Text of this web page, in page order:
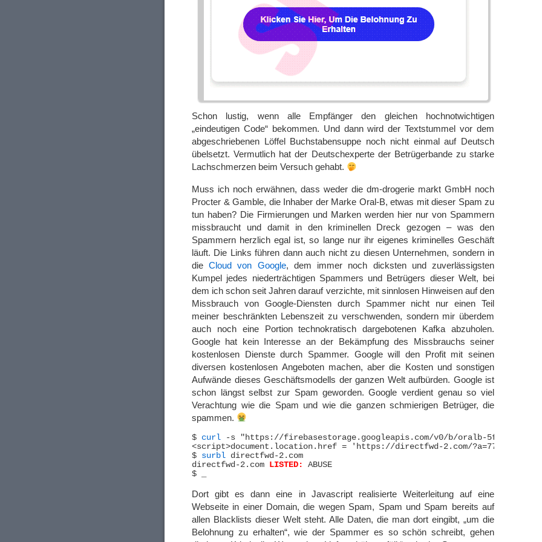
Schon lustig, wenn alle Empfänger den gleichen hochnotwichtigen
„eindeutigen Code“ bekommen. Und dann wird der Textstummel vor dem
abgeschriebenen Löffel Buchstabensuppe noch nicht einmal auf Deutsch
übelsetzt. Vermutlich hat der Deutschexperte der Betrügerbande zu starke
Lachschmerzen beim Versuch gehabt.
Muss ich noch erwähnen, dass weder die dm-drogerie markt GmbH noch
Procter & Gamble, die Inhaber der Marke Oral-B, etwas mit dieser Spam zu
tun haben? Die Firmierungen und Marken werden hier nur von Spammern
missbraucht und damit in den kriminellen Dreck gezogen – was den
Spammern herzlich egal ist, so lange nur ihr eigenes kriminelles Geschäft
läuft. Die Links führen dann auch nicht zu diesen Unternehmen, sondern in
dieCloud von Google, dem immer noch dicksten und zuverlässigsten
Kumpel jedes niederträchtigen Spammers und Betrügers dieser Welt, bei
dem ich schon seit Jahren darauf verzichte, mit sinnlosen Hinweisen auf den
Missbrauch von Google-Diensten durch Spammer nicht nur einen Teil
meiner beschränkten Lebenszeit zu verschwenden, sondern mir überdem
auch noch eine Portion technokratisch dargebotenen Kafka abzuholen.
Google hat kein Interesse an der Bekämpfung des Missbrauchs seiner
kostenlosen Dienste durch Spammer. Google will den Profit mit seinen
diversen kostenlosen Angeboten machen, aber die Kosten und sonstigen
Aufwände dieses Geschäftsmodells der ganzen Welt aufbürden. Google ist
schon längst selbst zur Spam geworden. Google verdient genau so viel
Verachtung wie die Spam und wie die ganzen schmierigen Betrüger, die
spammen.
$ curl -s "https://firebasestorage.googleapis.com/v0/b/oralb-
<script>document.location.href = 'https://directfwd-2.com/
$ surbl directfwd-2.com
LISTED:
ABUSE
Dort gibt es dann eine in Javascript realisierte Weiterleitung auf eine
Webseite in einer Domain, die wegen Spam, Spam und Spam bereits auf
allen Blacklists dieser Welt steht. Alle Daten, die man dort eingibt, „um die
Belohnung zu erhalten“, wie der Spammer es so schön schreibt, gehen